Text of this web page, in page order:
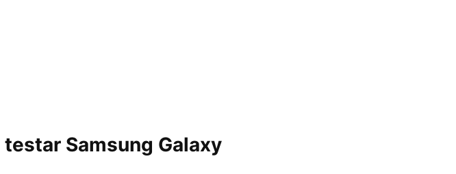
Samsung Galaxy